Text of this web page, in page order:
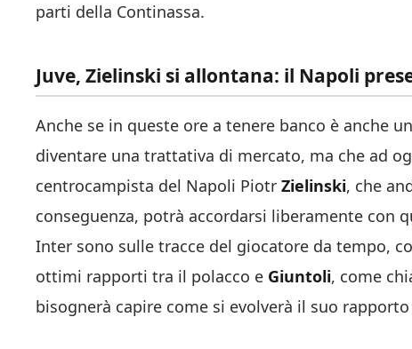
parti della Continassa.
Juve, Zielinski si allontana: il Napoli
Anche se in queste ore a tenere banco è anche
diventare una trattativa di mercato, ma che ad
centrocampista del Napoli Piotr Zielinski, che
conseguenza, potrà accordarsi liberamente con
Inter sono sulle tracce del giocatore da tempo,
ottimi rapporti tra il polacco e Giuntoli, come
bisognerà capire come si evolverà il suo